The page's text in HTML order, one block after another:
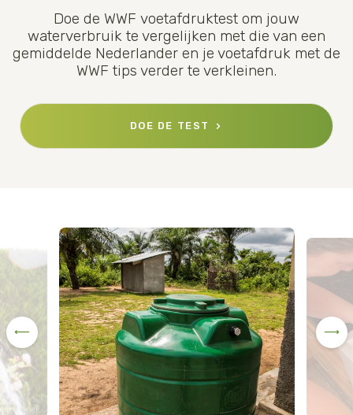
Doe de WWF voetafdruktest om jouw
waterverbruik te vergelijken met die van een
gemiddelde Nederlander en je voetafdruk met de
WWF tips verder te verkleinen.
DOE DE TEST
/ WWF